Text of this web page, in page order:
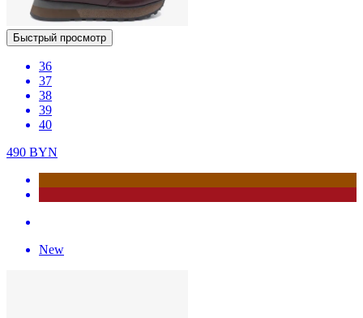
Быстрый просмотр
36
37
38
39
40
490 BYN
New